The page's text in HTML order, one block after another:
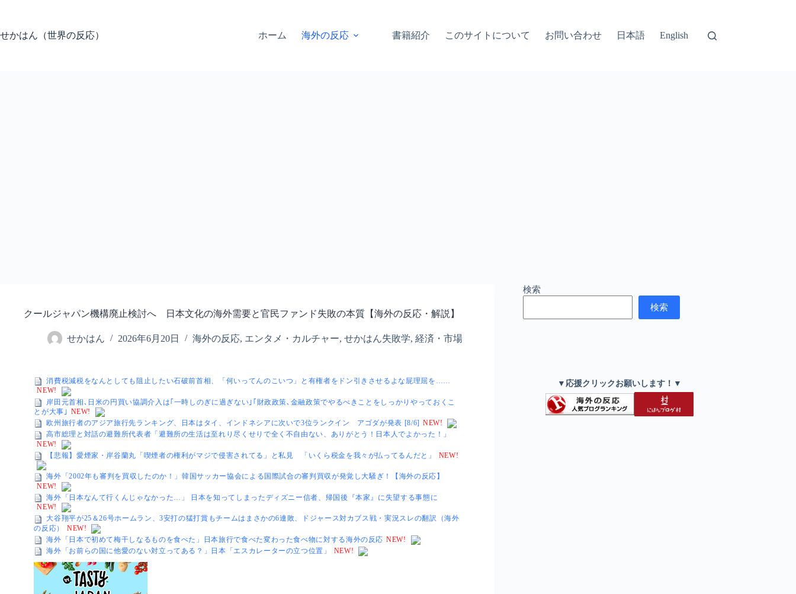
テ
ン
せかはん（世界の反応） ホーム 海外の反応 書籍紹介 このサイトについて お問い合わせ 日本語 English
クールジャパン機構廃止検討へ 日本文化の海外需要と官民ファンド失敗の本質【海外の反応・解説】
せかはん 2026年6月20日 海外の反応, エンタメ・カルチャー, せかはん失敗学, 経済・市場
消費税減税をなんとしても阻止したい石破前首相、「何いってんのこいつ」と有権者をドン引きさせるよな屁理屈を……
NEW!
岸田元首相､日米の円買い協調介入は｢一時しのぎに過ぎない｣｢財政政策､金融政策でやるべきことをしっかりやっておくこ
とが大事｣ NEW!
欧州旅行者のアジア旅行先ランキング、日本はタイ、インドネシアに次いで3位ランクイン アゴダが発表 [8/6] NEW!
高市総理と対話の避難所代表者「避難所の生活は至れり尽くせりで全く不自由ない、ありがとう！日本人でよかった！」
NEW!
【悲報】愛煙家・岸谷蘭丸「喫煙者の権利がマジで侵害されてる」と私見 「いくら税金を我々が払ってるんだと」
NEW!
海外「2002年も審判を買収したのか！」韓国サッカー協会による国際試合の審判買収が発覚し大騒ぎ！【海外の反応】
NEW!
海外「日本なんて行くんじゃなかった…」 日本を知ってしまったディズニー信者、帰国後『本家』に失望する事態に
NEW!
大谷翔平が25＆26号ホームラン、3安打の猛打賞もチームはまさかの6連敗、ドジャース対カブス戦・実況スレの翻訳（海外
の反応）
NEW!
海外「日本で初めて梅干しなるものを食べた」日本旅行で食べた変わった食べ物に対する海外の反応 NEW!
海外「お前らの国に他愛のない対立ってある？」日本「エスカレーターの立つ位置」
NEW!
検索
検索
▼応援クリックお願いします！▼